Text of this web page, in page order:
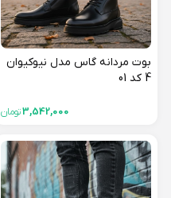
بوت مردانه گاس مدل نیوکیوان
4 کد 01
3,542,000تومان